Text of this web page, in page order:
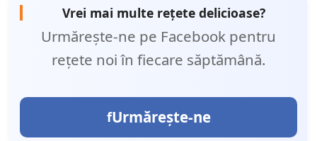
Vrei mai multe rețete delicioase?
Urmărește-ne pe Facebook pentru
rețete noi în fiecare săptămână.
Urmărește-ne